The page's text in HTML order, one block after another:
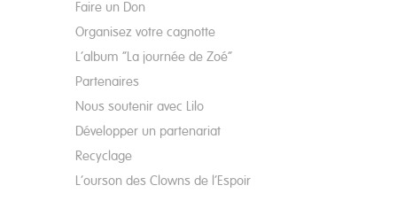
Faire un Don
Organisez votre cagnotte
L’album “La journée de Zoé”
Partenaires
Nous soutenir avec Lilo
Développer un partenariat
Recyclage
L’ourson des Clowns de l’Espoir